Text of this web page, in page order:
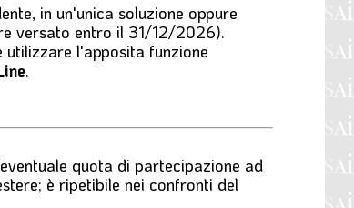
in un'unica soluzione oppure
versato entro il 31/12/2026).
utilizzare l'apposita funzione
.
quota di partecipazione ad
è ripetibile nei confronti del